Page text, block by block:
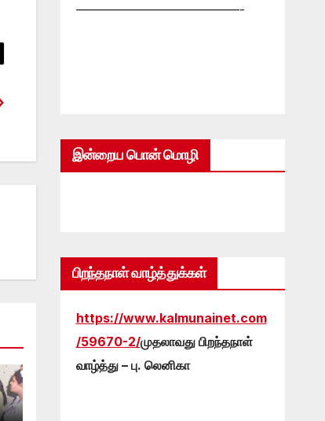
—————————————-
இன்றைய பொன் மொழி
பிறந்தநாள் வாழ்த்துக்கள்
https://www.kalmunainet.com
/59670-2/முதலாவது பிறந்தநாள்
வாழ்த்து – பு. லெனிகா